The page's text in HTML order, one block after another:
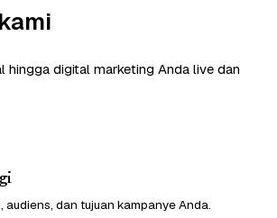
hingga digital marketing Anda live dan
audiens, dan tujuan kampanye Anda.